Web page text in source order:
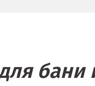
бани